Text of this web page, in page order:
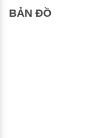
BẢN ĐỒ